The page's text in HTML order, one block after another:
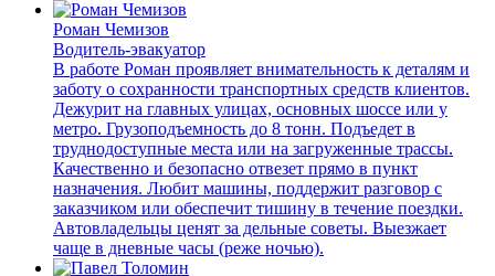
Роман Чемизов
Водитель-эвакуатор
В работе Роман проявляет внимательность к деталям и
заботу о сохранности транспортных средств клиентов.
Дежурит на главных улицах, основных шоссе или у
метро. Грузоподъемность до 8 тонн. Подъедет в
труднодоступные места или на загруженные трассы.
Качественно и безопасно отвезет прямо в пункт
назначения. Любит машины, поддержит разговор с
заказчиком или обеспечит тишину в течение поездки.
Автовладельцы ценят за дельные советы. Выезжает
чаще в дневные часы (реже ночью).